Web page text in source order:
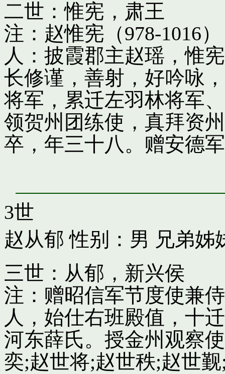
二世：惟宪，肃王
注：赵惟宪（978-1016
人：披霞郡主赵瑶，惟
长修谨，善射，好吟咏
将军，累迁左羽林将军
领贺州团练使，真拜资
卒，年三十八。赠安德
3世
赵从郁 性别：男 兄弟姊
三世：从郁，新兴侯
注：赠昭信军节度使兼
人，始仕右班殿值，十
河东薛氏。授金州观察
奕;赵世将;赵世秩;赵世